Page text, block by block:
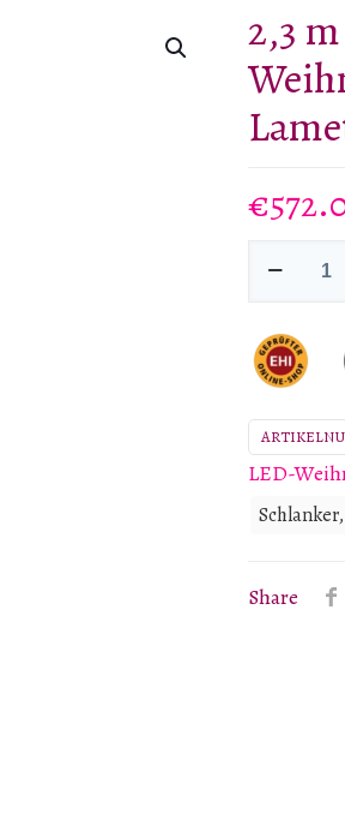
2,3
€
schlanker
künstlicher
aus
Lametta,
Dura-
LED-
Share